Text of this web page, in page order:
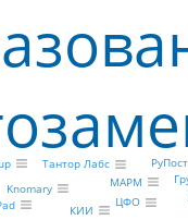
Тантор Лабс РуПост
Knomary
МАРМ
ЦФО
КИИ